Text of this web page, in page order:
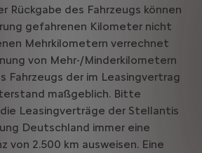
Rückgabe des Fahrzeugs können
gefahrenen Kilometer nicht
Mehrkilometern verrechnet
von Mehr-/Minderkilometern
Fahrzeugs der im Leasingvertrag
maßgeblich. Bitte
Leasingverträge der Stellantis
Deutschland immer eine
von 2.500 km ausweisen. Eine